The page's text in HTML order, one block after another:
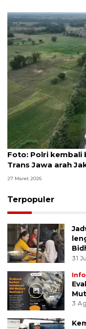
Foto
Foto: Polri kembali
Trans Jawa arah
27 Maret 2026
Terpopuler
31
3